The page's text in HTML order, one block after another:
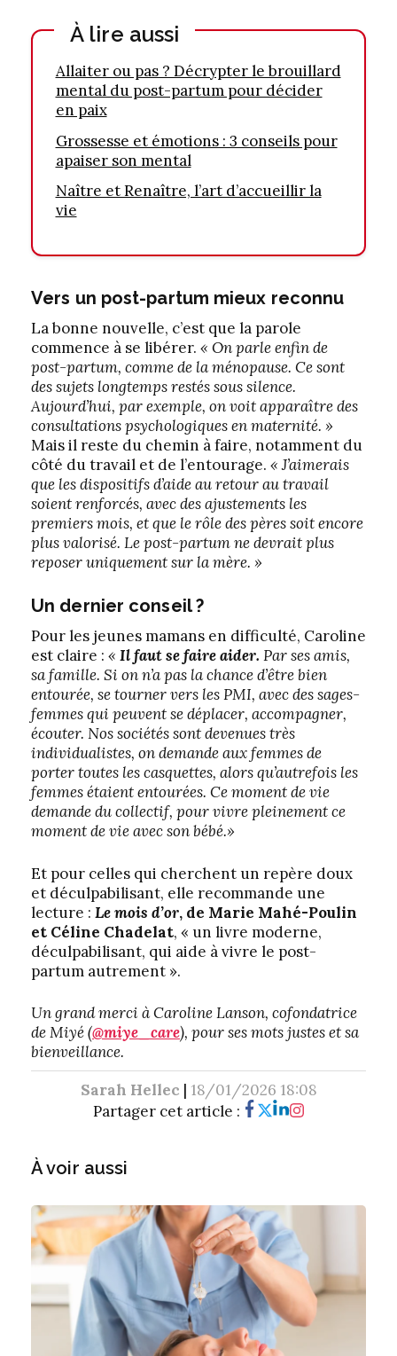
À lire aussi
Allaiter ou pas ? Décrypter le brouillard
mental du post-partum pour décider
en paix
Grossesse et émotions : 3 conseils pour
apaiser son mental
Naître et Renaître, l’art d’accueillir la
vie
Vers un post-partum mieux reconnu
La bonne nouvelle, c’est que la parole
commence à se libérer. « On parle enfin de
post-partum, comme de la ménopause. Ce sont
des sujets longtemps restés sous silence.
Aujourd’hui, par exemple, on voit apparaître des
consultations psychologiques en maternité. »
Mais il reste du chemin à faire, notamment du
côté du travail et de l’entourage. « J’aimerais
que les dispositifs d’aide au retour au travail
soient renforcés, avec des ajustements les
premiers mois, et que le rôle des pères soit encore
plus valorisé. Le post-partum ne devrait plus
reposer uniquement sur la mère. »
Un dernier conseil?
Pour les jeunes mamans en difficulté, Caroline
est claire : « Il faut se faire aider. Par ses amis,
sa famille. Si on n’a pas la chance d’être bien
entourée, se tourner vers les PMI, avec des sages-
femmes qui peuvent se déplacer, accompagner,
écouter. Nos sociétés sont devenues très
individualistes, on demande aux femmes de
porter toutes les casquettes, alors qu’autrefois les
femmes étaient entourées. Ce moment de vie
demande du collectif, pour vivre pleinement ce
moment de vie avec son bébé.»
Et pour celles qui cherchent un repère doux
et déculpabilisant, elle recommande une
lecture : Le mois d’or, de Marie Mahé-Poulin
et Céline Chadelat, « un livre moderne,
déculpabilisant, qui aide à vivre le post-
partum autrement ».
Un grand merci à Caroline Lanson, cofondatrice
de Miyé (@miye_care), pour ses mots justes et sa
bienveillance.
Sarah Hellec | 18/01/2026 18:08
Partager cet article :
À voir aussi